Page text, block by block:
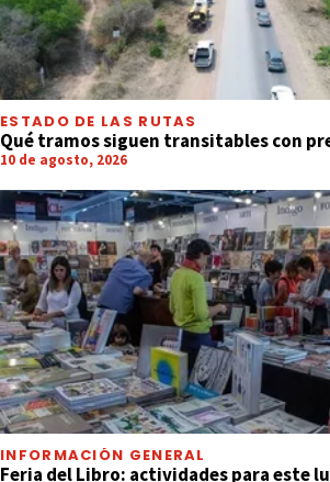
ESTADO DE LAS RUTAS
Qué tramos siguen transitables con
10 de agosto, 2026
INFORMACIÓN GENERAL
Feria del Libro: actividades para este